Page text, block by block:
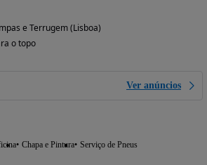
e Terrugem (Lisboa)
o topo
Ver anúncios
Chapa e Pintura Serviço de Pneus